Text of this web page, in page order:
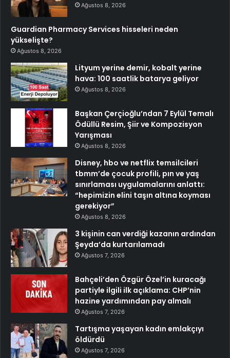
Ağustos 8, 2026
Guardian Pharmacy Services hisseleri neden
yükselişte?
Ağustos 8, 2026
Lityum yerine demir, kobalt yerine
hava: 100 saatlik batarya geliyor
Ağustos 8, 2026
Başkan Çerçioğlu’ndan 7 Eylül Temalı
Ödüllü Resim, Şiir ve Kompozisyon
Yarışması
Ağustos 8, 2026
Disney, hbo ve netflix temsilcileri
tbmm’de çocuk profili, pın ve yaş
sınırlaması uygulamalarını anlattı:
“hepimizin elini taşın altına koyması
gerekiyor”
Ağustos 8, 2026
3 kişinin can verdiği kazanın ardından
Şeyda’da kurtarılamadı
Ağustos 7, 2026
Bahçeli’den Özgür Özel’in kuracağı
partiyle ilgili ilk açıklama: CHP’nin
hazine yardımından pay almalı
Ağustos 7, 2026
Tartışma yaşayan kadın emlakçıyı
öldürdü
Ağustos 7, 2026